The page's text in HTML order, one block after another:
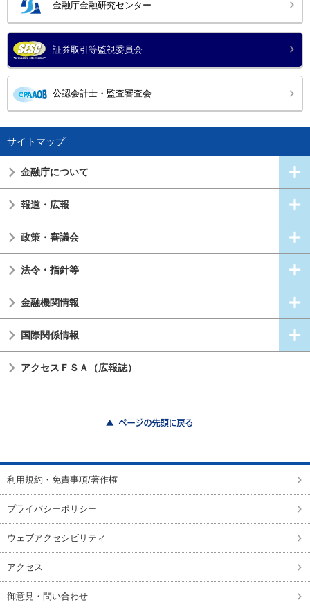
金融庁金融研究センター
証券取引等監視委員会
公認会計士・監査審査会
サイトマップ
金融庁について
報道・広報
政策・審議会
法令・指針等
金融機関情報
国際関係情報
アクセスＦＳＡ（広報誌）
利用規約・免責事項/著作権
プライバシーポリシー
ウェブアクセシビリティ
アクセス
御意見・問い合わせ